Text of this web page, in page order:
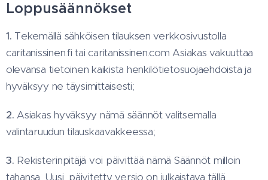
Loppusäännökset
1. Tekemällä sähköisen tilauksen verkkosivustolla
caritanissinen.fi tai caritanissinen.com Asiakas vakuuttaa
olevansa tietoinen kaikista henkilötietosuojaehdoista ja
hyväksyy ne täysimittaisesti;
2.Asiakas hyväksyy nämä säännöt valitsemalla
valintaruudun tilauskaavakkeessa;
3. Rekisterinpitäjä voi päivittää nämä Säännöt milloin
tahansa. Uusi, päivitetty versio on julkaistava tällä